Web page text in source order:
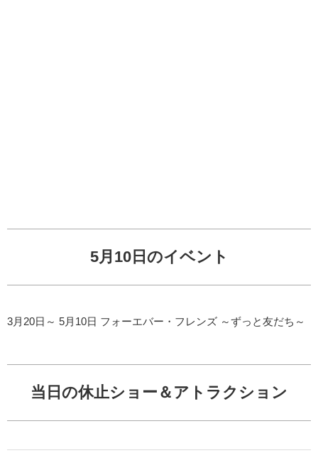
5月10日のイベント
3月20日～ 5月10日 フォーエバー・フレンズ ～ずっと友だち～
当日の休止ショー＆アトラクション